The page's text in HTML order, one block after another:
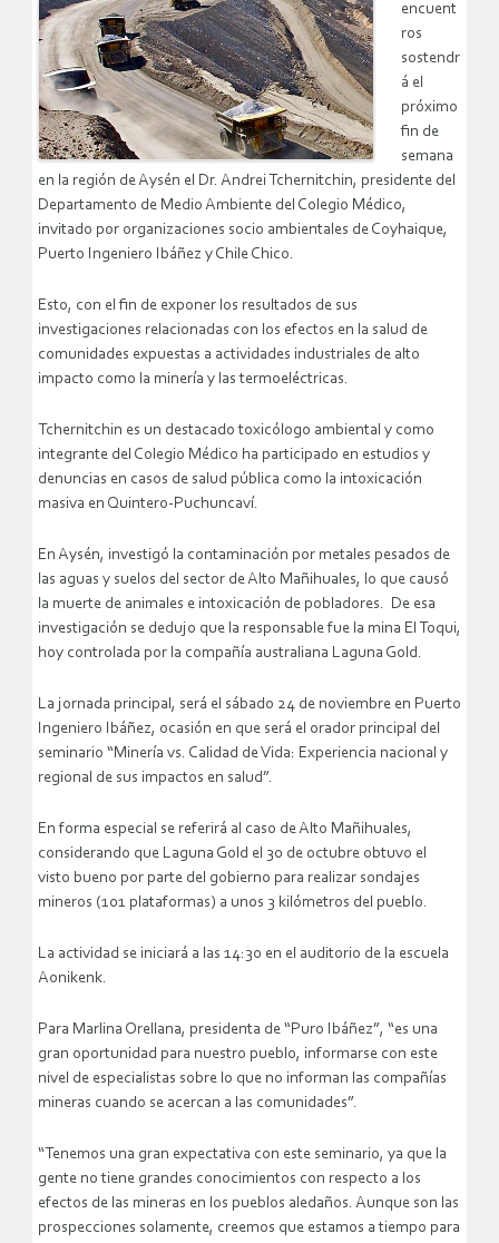
encuent
ros
sostendr
á el
próximo
fin de
semana
en la región de Aysén el Dr. Andrei Tchernitchin, presidente del
Departamento de Medio Ambiente del Colegio Médico,
invitado por organizaciones socio ambientales de Coyhaique,
Puerto Ingeniero Ibáñez y Chile Chico.
Esto, con el fin de exponer los resultados de sus
investigaciones relacionadas con los efectos en la salud de
comunidades expuestas a actividades industriales de alto
impacto como la minería y las termoeléctricas.
Tchernitchin es un destacado toxicólogo ambiental y como
integrante del Colegio Médico ha participado en estudios y
denuncias en casos de salud pública como la intoxicación
masiva en Quintero-Puchuncaví.
En Aysén, investigó la contaminación por metales pesados de
las aguas y suelos del sector de Alto Mañihuales, lo que causó
la muerte de animales e intoxicación de pobladores. De esa
investigación se dedujo que la responsable fue la mina El Toqui,
hoy controlada por la compañía australiana Laguna Gold.
La jornada principal, será el sábado 24 de noviembre en Puerto
Ingeniero Ibáñez, ocasión en que será el orador principal del
seminario “Minería vs. Calidad de Vida: Experiencia nacional y
regional de sus impactos en salud”.
En forma especial se referirá al caso de Alto Mañihuales,
considerando que Laguna Gold el 30 de octubre obtuvo el
visto bueno por parte del gobierno para realizar sondajes
mineros (101 plataformas) a unos 3 kilómetros del pueblo.
La actividad se iniciará a las 14:30 en el auditorio de la escuela
Aonikenk.
Para Marlina Orellana, presidenta de “Puro Ibáñez”, “es una
gran oportunidad para nuestro pueblo, informarse con este
nivel de especialistas sobre lo que no informan las compañías
mineras cuando se acercan a las comunidades”.
“Tenemos una gran expectativa con este seminario, ya que la
gente no tiene grandes conocimientos con respecto a los
efectos de las mineras en los pueblos aledaños. Aunque son las
prospecciones solamente, creemos que estamos a tiempo para